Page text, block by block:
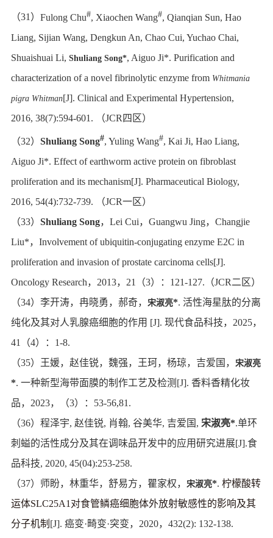
（31） Fulong Chu#, Xiaochen Wang#, Qianqian Sun, Hao
Liang, Sijian Wang, Dengkun An, Chao Cui, Yuchao Chai,
Shuaishuai Li, Shuliang Song*, Aiguo Ji*. Purification and
characterization of a novel fibrinolytic enzyme from Whitmania
pigra Whitman[J]. Clinical and Experimental Hypertension,
2016, 38(7):594-601.
（JCR 四区）
（32） Shuliang Song#, Yuling Wang#, Kai Ji, Hao Liang,
Aiguo Ji*. Effect of earthworm active protein on fibroblast
proliferation and its mechanism[J]. Pharmaceutical Biology,
2016, 54(4):732-739.
（JCR一区）
（33） Shuliang Song， Lei Cui， Guangwu Jing， Changjie
Liu*， Involvement of ubiquitin-conjugating enzyme E2C in
proliferation and invasion of prostate carcinoma cells[J].
Oncology Research， 2013， 21 （3）： 121-127. （JCR二区）
（34）李开涛，冉晓勇，郝奇， 宋淑亮*. 活性海星肽的分离
纯化及其对人乳腺癌细胞的作用 [J]. 现代食品科技， 2025，
41
（4）： 1-8.
（35）王媛，赵佳锐，魏强，王珂，杨琼，吉爱国， 宋淑亮
*. 一种新型海带面膜的制作工艺及检测 [J]. 香料香精化妆
品， 2023，（3）： 53-56,81.
（36）程泽宇, 赵佳锐, 肖翰, 谷美华, 吉爱国 , 宋淑亮*.单环
刺螠的活性成分及其在调味品开发中的应用研究进展[J].食
品科技, 2020, 45(04):253-258.
（37）师盼，林重华，舒易方，瞿家权， 宋淑亮*. 柠檬酸转
运体SLC25A1 对食管鳞癌细胞体外放射敏感性的影响及其
分子机制 [J]. 癌变·畸变·突变， 2020， 432(2): 132-138.